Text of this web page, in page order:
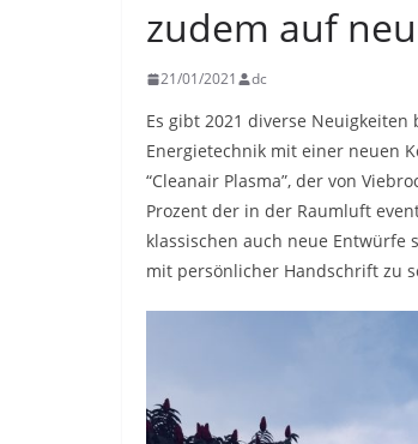
zudem auf
21/01/2021 dc
Es gibt 2021 diverse
Energietechnik mit einer neuen
“Cleanair Plasma”, der von
Prozent der in der Raumluft
klassischen auch neue
mit persönlicher Handschrift zu